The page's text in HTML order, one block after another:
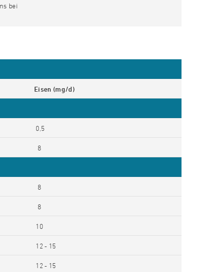
bei
Eisen (mg/d)
0,5
8
8
8
10
12 - 15
12 - 15